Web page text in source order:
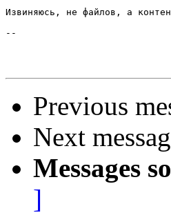
Извиняюсь, не файлов, а
--
Previous
Next
Messages
]